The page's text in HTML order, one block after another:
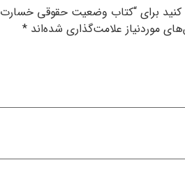
کنید برای “کتاب وضعیت حقوقی
موردنیاز علامت‌گذاری شده‌اند *